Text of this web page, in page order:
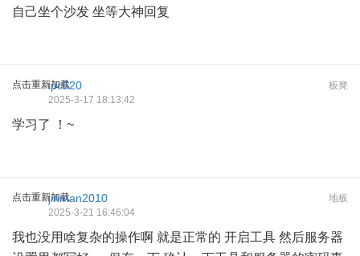
自己坐个沙发 坐等大神回复
点击重新加载 板凳
ipc520
2025-3-17 18:13:42
学习了 ！~
点击重新加载 地板
jinman2010
2025-3-21 16:46:04
我也没用啥复杂的操作啊 就是正常的 开启工具 然后服务器